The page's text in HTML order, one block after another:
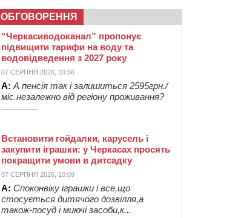
ОБГОВОРЕННЯ
“Черкасиводоканал” пропонує
підвищити тарифи на воду та
водовідведення з 2027 року
07 СЕРПНЯ 2026, 10:56
А: А пенсія так і залишиться 2595грн./
міс.незалежно від регіону проживання?
Встановити гойдалки, карусель і
закупити іграшки: у Черкасах просять
покращити умови в дитсадку
07 СЕРПНЯ 2026, 10:09
А: Споконвіку іграшки і все,що
стосується дитячого дозвілля,а
також-посуд і миючі засоби,к...